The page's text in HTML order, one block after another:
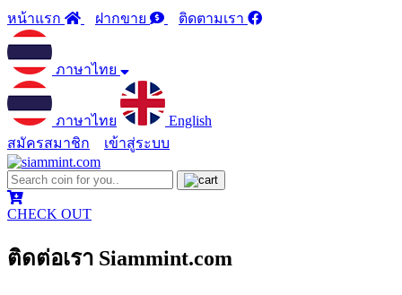
หน้าแรก ฝากขาย ติดตามเรา
ภาษาไทย
ภาษาไทย
English
สมัครสมาชิก
เข้าสู่ระบบ
CHECK OUT
ติดต่อเรา Siammint.com